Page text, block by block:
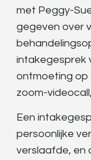
met Peggy-
gegeven over
intakegesprek
ontmoeting op
zoom-
Een
persoonlijke
verslaafde, en